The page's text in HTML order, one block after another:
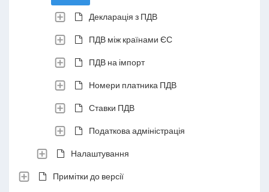
Декларація з ПДВ
ПДВ між країнами ЄС
ПДВ на імпорт
Номери платника ПДВ
Ставки ПДВ
Податкова адміністрація
Налаштування
Примітки до версії